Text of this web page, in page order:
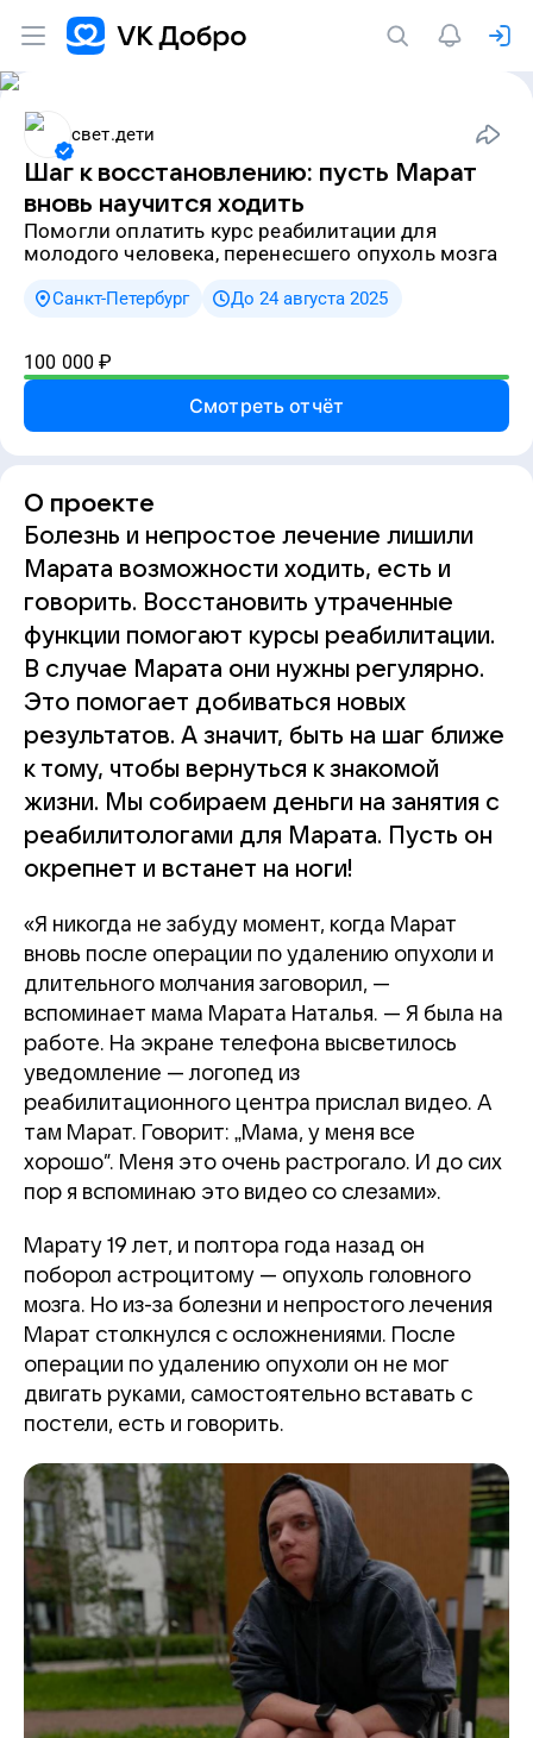
свет.дети
Шаг к восстановлению: пусть Марат
вновь научится ходить
Помогли оплатить курс реабилитации для
молодого человека, перенесшего опухоль мозга
Санкт-Петербург До 24 августа 2025
100 000 ₽
Смотреть отчёт
О проекте
Болезнь и непростое лечение лишили
Марата возможности ходить, есть и
говорить. Восстановить утраченные
функции помогают курсы реабилитации.
В случае Марата они нужны регулярно.
Это помогает добиваться новых
результатов. А значит, быть на шаг ближе
к тому, чтобы вернуться к знакомой
жизни. Мы собираем деньги на занятия с
реабилитологами для Марата. Пусть он
окрепнет и встанет на ноги!
«Я никогда не забуду момент, когда Марат
вновь после операции по удалению опухоли и
длительного молчания заговорил, —
вспоминает мама Марата Наталья. — Я была на
работе. На экране телефона высветилось
уведомление — логопед из
реабилитационного центра прислал видео. А
там Марат. Говорит: „Мама, у меня все
хорошо”. Меня это очень растрогало. И до сих
пор я вспоминаю это видео со слезами».
Марату 19 лет, и полтора года назад он
поборол астроцитому — опухоль головного
мозга. Но из-за болезни и непростого лечения
Марат столкнулся с осложнениями. После
операции по удалению опухоли он не мог
двигать руками, самостоятельно вставать с
постели, есть и говорить.